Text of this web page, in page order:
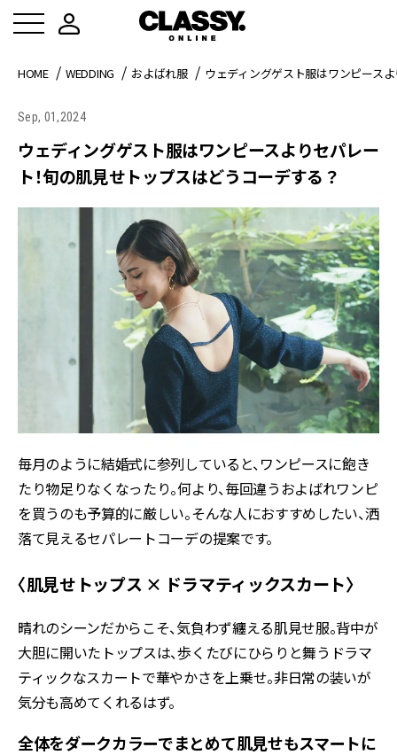
HOME WEDDING およばれ服 ウェディングゲスト服はワンピース
Sep, 01,2024
ウェディングゲスト服はワンピースよりセパレー
ト！旬の肌見せトップスはどうコーデする？
毎月のように結婚式に参列している――と、ワンピースに飽き
たり物足りなくなったり。何より、毎回違うおよばれワンピ
を買うのも予算的に厳しい。そんな人におすすめしたい、洒
落て見えるセパレートコーデの提案です。
〈肌見せトップス × ドラマティックスカート〉
晴れのシーンだからこそ、気負わず纏える肌見せ服。背中が
大胆に開いたトップスは、歩くたびにひらりと舞うドラマ
ティックなスカートで華やかさを上乗せ。非日常の装いが
気分も高めてくれるはず。
全体をダークカラーでまとめて肌見せもスマートに